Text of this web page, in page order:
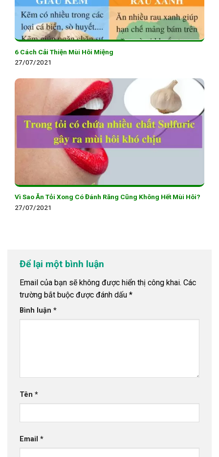
6 Cách Cải Thiện Mùi Hôi Miệng
27/07/2021
Vì Sao Ăn Tỏi Xong Có Đánh Răng Cũng Không Hết Mùi Hôi?
27/07/2021
Để lại một bình luận
Email của bạn sẽ không được hiển thị công khai. Các
trường bắt buộc được đánh dấu *
Bình luận *
Tên *
Email *